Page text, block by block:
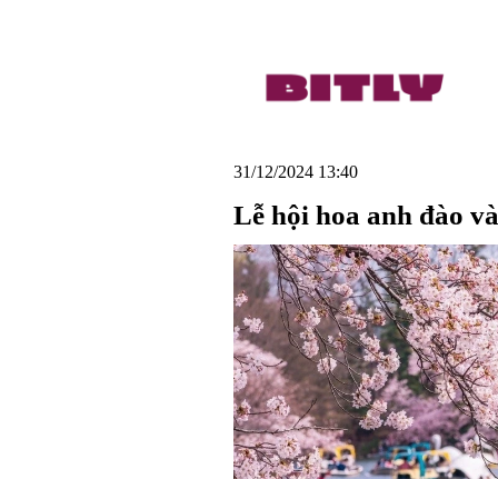
31/12/2024 13:40
Lễ hội hoa anh đào